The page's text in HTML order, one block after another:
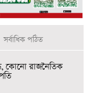
সর্বাধিক পঠিত
কোনো রাজনৈতিক